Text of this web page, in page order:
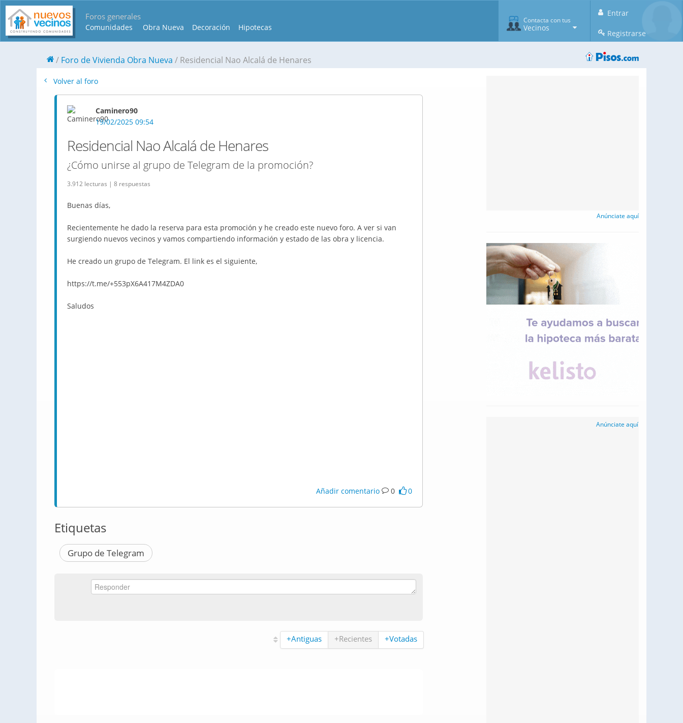
Foros generales
Comunidades Obra Nueva Decoración Hipotecas
Entrar
Registrarse
Contacta con tus
Vecinos
Foro de Vivienda Obra Nueva Residencial Nao Alcalá de Henares
Volver al foro
Caminero90
19/02/2025 09:54
Residencial Nao Alcalá de Henares
¿Cómo unirse al grupo de Telegram de la promoción?
3.912 lecturas | 8 respuestas
Buenas días,
Recientemente he dado la reserva para esta promoción y he creado este nuevo foro. A ver si van
surgiendo nuevos vecinos y vamos compartiendo información y estado de las obra y licencia.
He creado un grupo de Telegram. El link es el siguiente,
https://t.me/+553pX6A417M4ZDA0
Saludos
Añadir comentario 0 0
Etiquetas
Grupo de Telegram
+Antiguas +Recientes +Votadas
Anúnciate aquí
Anúnciate aquí